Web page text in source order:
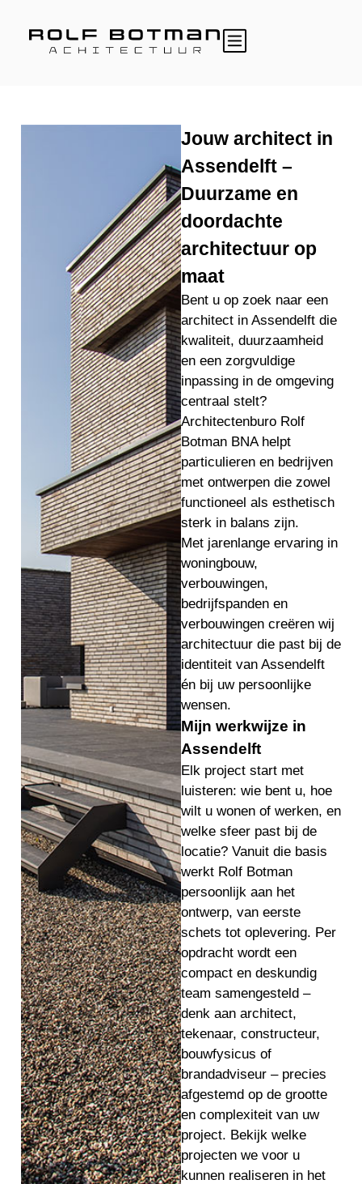
Jouw architect in
Assendelft –
Duurzame en
doordachte
architectuur op
maat
Bent u op zoek naar een
architect in Assendelft die
kwaliteit, duurzaamheid
en een zorgvuldige
inpassing in de omgeving
centraal stelt?
Architectenburo Rolf
Botman BNA helpt
particulieren en bedrijven
met ontwerpen die zowel
functioneel als esthetisch
sterk in balans zijn.
Met jarenlange ervaring in
woningbouw,
verbouwingen,
bedrijfspanden en
verbouwingen creëren wij
architectuur die past bij de
identiteit van Assendelft
én bij uw persoonlijke
wensen.
Mijn werkwijze in
Assendelft
Elk project start met
luisteren: wie bent u, hoe
wilt u wonen of werken, en
welke sfeer past bij de
locatie? Vanuit die basis
werkt Rolf Botman
persoonlijk aan het
ontwerp, van eerste
schets tot oplevering. Per
opdracht wordt een
compact en deskundig
team samengesteld –
denk aan architect,
tekenaar, constructeur,
bouwfysicus of
brandadviseur – precies
afgestemd op de grootte
en complexiteit van uw
project. Bekijk welke
projecten we voor u
kunnen realiseren in het